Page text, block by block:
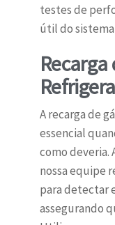
testes de
útil do
Recarga
A recarga de
essencial
como deveria.
nossa equipe
para detectar
assegurando